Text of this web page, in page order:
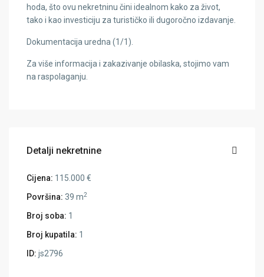
hoda, što ovu nekretninu čini idealnom kako za život,
tako i kao investiciju za turističko ili dugoročno izdavanje.
Dokumentacija uredna (1/1).
Za više informacija i zakazivanje obilaska, stojimo vam
na raspolaganju.
Detalji nekretnine
Cijena: 115.000 €
Površina: 39 m2
Broj soba: 1
Broj kupatila: 1
ID: js2796